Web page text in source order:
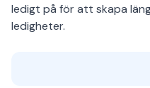
ledigt på för att skapa
ledigheter.